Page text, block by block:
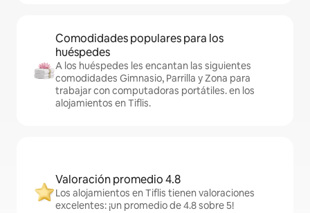
Comodidades populares para los
huéspedes
A los huéspedes les encantan las siguientes
comodidades Gimnasio, Parrilla y Zona para
trabajar con computadoras portátiles. en los
alojamientos en Tiflis.
Valoración promedio 4.8
Los alojamientos en Tiflis tienen valoraciones
excelentes: ¡un promedio de 4.8 sobre 5!